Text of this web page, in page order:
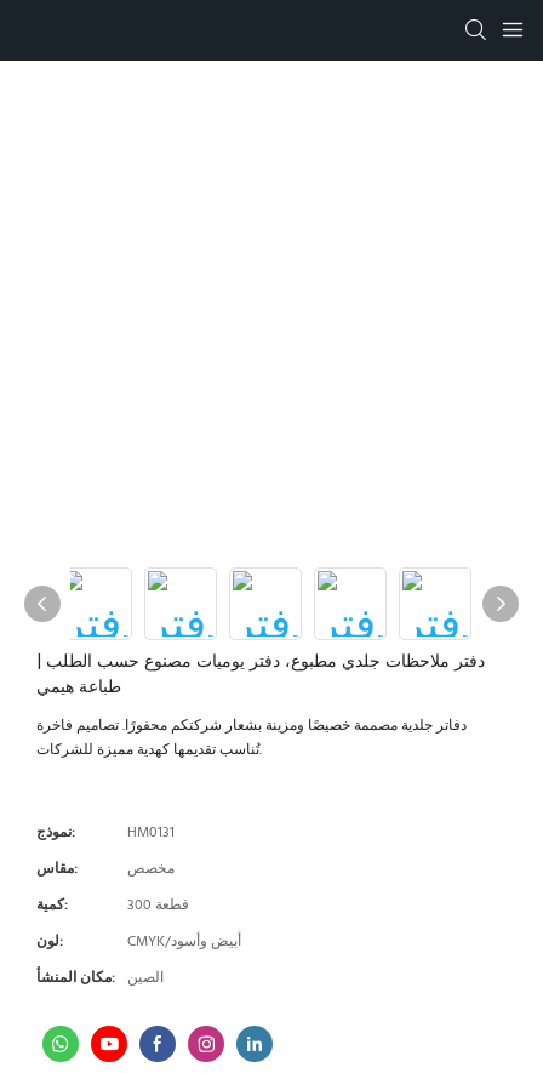
دفتر ملاحظات جلدي مطبوع، دفتر يوميات مصنوع حسب الطلب |
طباعة هيمي
دفاتر جلدية مصممة خصيصًا ومزينة بشعار شركتكم محفورًا. تصاميم فاخرة
تُناسب تقديمها كهدية مميزة للشركات.
نموذج:
HM0131
مقاس:
مخصص
كمية:
300 قطعة
لون:
CMYK/أبيض وأسود
مكان المنشأ: الصين